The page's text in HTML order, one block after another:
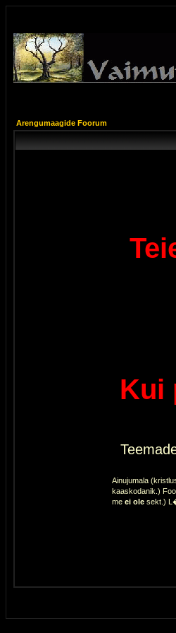
Arengumaagide Foorum
Kui
Ainujumala
kaaskodanik.)
me ei olesekt.)